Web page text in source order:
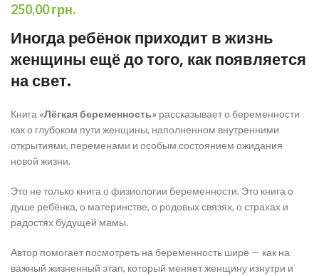
250,00грн.
Иногда ребёнок приходит в жизнь
женщины ещё до того, как появляется
на свет.
Книга «Лёгкая беременность» рассказывает о беременности
как о глубоком пути женщины, наполненном внутренними
открытиями, переменами и особым состоянием ожидания
новой жизни.
Это не только книга о физиологии беременности. Это книга о
душе ребёнка, о материнстве, о родовых связях, о страхах и
радостях будущей мамы.
Автор помогает посмотреть на беременность шире — как на
важный жизненный этап, который меняет женщину изнутри и